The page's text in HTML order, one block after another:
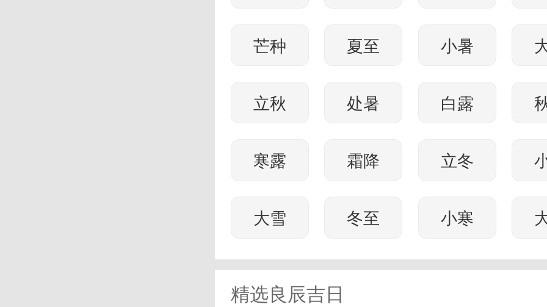
芒种 夏至 小暑
立秋 处暑 白露
寒露 霜降 立冬
大雪 冬至 小寒
精选良辰吉日